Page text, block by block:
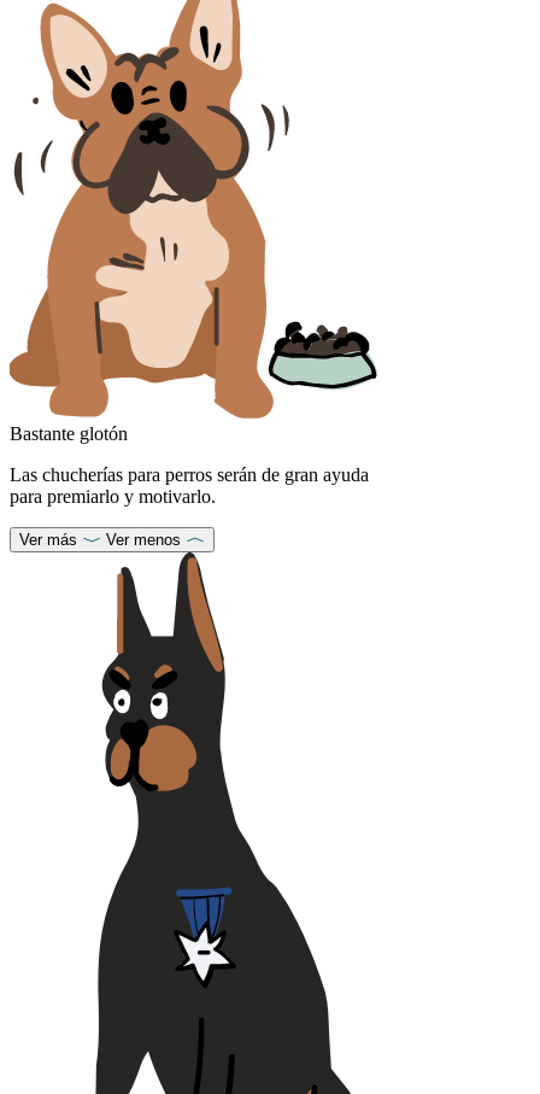
Bastante glotón
Las chucherías para perros serán de gran ayuda
para premiarlo y motivarlo.
Ver más Ver menos